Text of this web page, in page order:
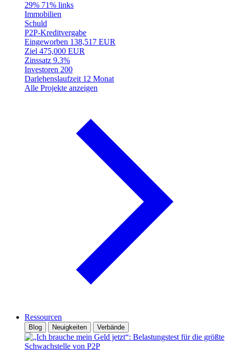
29% 71% links
Immobilien
Schuld
P2P-Kreditvergabe
Eingeworben 138,517 EUR
Ziel 475,000 EUR
Zinssatz 9.3%
Investoren 200
Darlehenslaufzeit 12 Monat
Alle Projekte anzeigen
Ressourcen
Blog Neuigkeiten Verbände